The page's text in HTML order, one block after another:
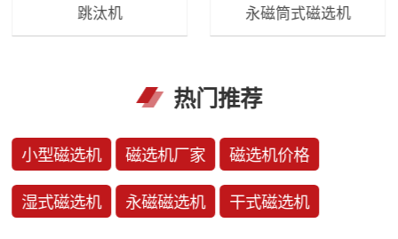
跳汰机 永磁筒式磁选机
热门推荐
小型磁选机 磁选机厂家 磁选机价格
湿式磁选机 永磁磁选机 干式磁选机